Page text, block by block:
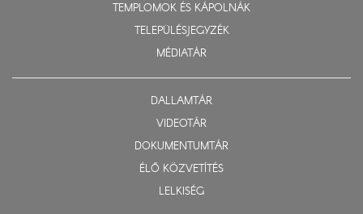
TEMPLOMOK ÉS KÁPOLNÁK
TELEPÜLÉSJEGYZÉK
MÉDIATÁR
DALLAMTÁR
VIDEOTÁR
DOKUMENTUMTÁR
ÉLŐ KÖZVETÍTÉS
LELKISÉG